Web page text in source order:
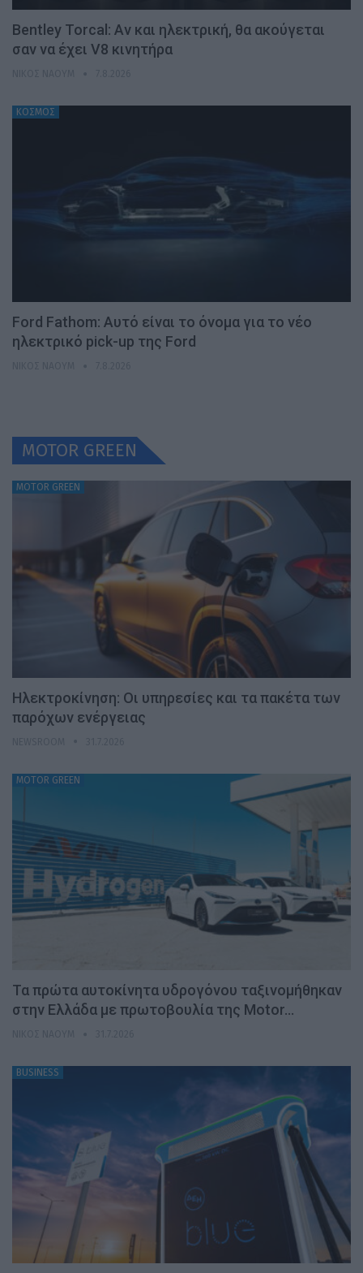
Bentley Torcal: Αν και ηλεκτρική, θα ακούγεται
σαν να έχει V8 κινητήρα
ΚΟΣΜΟΣ
Ford Fathom: Αυτό είναι το όνομα για το νέο
ηλεκτρικό pick-up της Ford
MOTOR GREEN
MOTOR GREEN
Ηλεκτροκίνηση: Οι υπηρεσίες και τα πακέτα των
παρόχων ενέργειας
MOTOR GREEN
Τα πρώτα αυτοκίνητα υδρογόνου ταξινομήθηκαν
στην Ελλάδα με πρωτοβουλία της Motor…
BUSINESS